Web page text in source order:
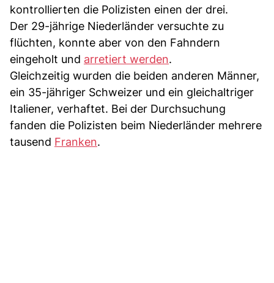
kontrollierten die Polizisten einen der drei.
Der 29-jährige Niederländer versuchte zu
flüchten, konnte aber von den Fahndern
eingeholt und arretiert werden.
Gleichzeitig wurden die beiden anderen Männer,
ein 35-jähriger Schweizer und ein gleichaltriger
Italiener, verhaftet. Bei der Durchsuchung
fanden die Polizisten beim Niederländer mehrere
tausend Franken.